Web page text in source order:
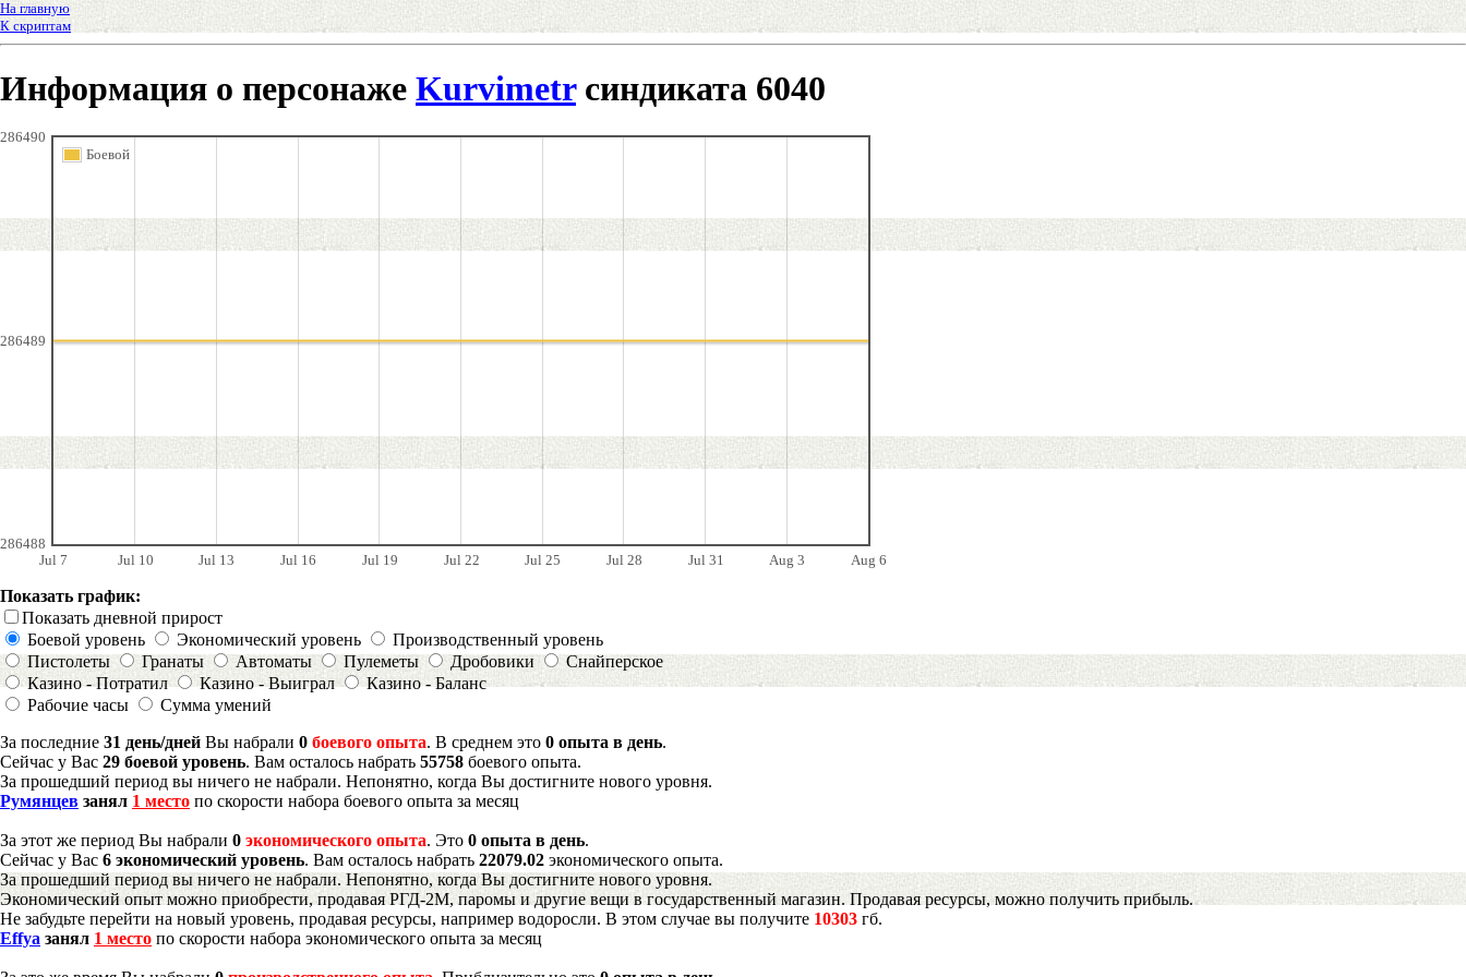
На главную
К скриптам
Информация о персонаже Kurvimetrсиндиката 6040
Jul 7 Jul 10 Jul 13 Jul 16 Jul 19 Jul 22 Jul 25 Jul 28 Jul 31 Aug 3 Aug 6
286488
286489
286490
Боевой
Показать график:
Показать дневной прирост
Боевой уровень
Экономический уровень
Производственный уровень
Пистолеты
Гранаты Автоматы Пулеметы Дробовики
Снайперское
Казино - Потратил
Казино - Выиграл
Казино - Баланс
Рабочие часы
Сумма умений
За последние 31 день/дней Вы набрали 0 боевого опыта. В среднем это 0 опыта в день.
Сейчас у Вас 29 боевой уровень. Вам осталось набрать 55758 боевого опыта.
За прошедший период вы ничего не набрали. Непонятно, когда Вы достигните нового уровня.
Румянцев занял 1 место по скорости набора боевого опыта за месяц
За этот же период Вы набрали 0 экономического опыта. Это 0 опыта в день.
Сейчас у Вас 6 экономический уровень. Вам осталось набрать 22079.02 экономического опыта.
За прошедший период вы ничего не набрали. Непонятно, когда Вы достигните нового уровня.
Экономический опыт можно приобрести, продавая РГД-2М, паромы и другие вещи в государственный магазин. Продавая ресурсы, можно получить прибыль.
Не забудьте перейти на новый уровень, продавая ресурсы, например водоросли. В этом случае вы получите 10303 гб.
Effya занял 1 место по скорости набора экономического опыта за месяц